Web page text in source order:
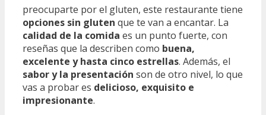
preocuparte por el gluten, este restaurante tiene
opciones sin gluten que te van a encantar. La
calidad de la comida es un punto fuerte, con
reseñas que la describen como buena,
excelente y hasta cinco estrellas. Además, el
sabor y la presentación son de otro nivel, lo que
vas a probar es delicioso, exquisito e
impresionante.